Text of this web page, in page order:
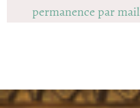
permanence par mail